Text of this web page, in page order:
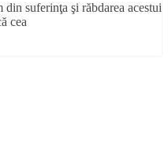
din suferinţa şi răbdarea acestui
cea